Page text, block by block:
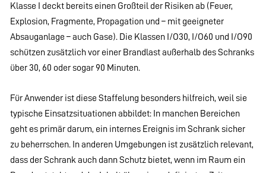
Klasse I deckt bereits einen Großteil der Risiken ab (Feuer,
Explosion, Fragmente, Propagation und – mit geeigneter
Absauganlage – auch Gase). Die Klassen I/O30, I/O60 und I/O90
schützen zusätzlich vor einer Brandlast außerhalb des Schranks
über 30, 60 oder sogar 90 Minuten.
Für Anwender ist diese Staffelung besonders hilfreich, weil sie
typische Einsatzsituationen abbildet: In manchen Bereichen
geht es primär darum, ein internes Ereignis im Schrank sicher
zu beherrschen. In anderen Umgebungen ist zusätzlich relevant,
dass der Schrank auch dann Schutz bietet, wenn im Raum ein